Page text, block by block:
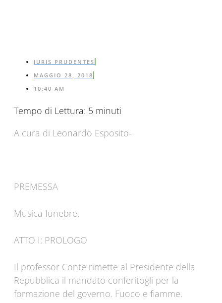
IURIS PRUDENTES
MAGGIO 28, 2018
10:40 AM
Tempo di Lettura: 5 minuti
A cura di Leonardo Esposito-
PREMESSA
Musica funebre.
ATTO I: PROLOGO
Il professor Conte rimette al Presidente della
Repubblica il mandato conferitogli per la
formazione del governo. Fuoco e fiamme.